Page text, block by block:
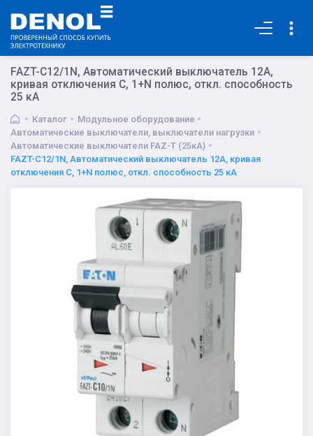
FAZT-C12/1N, Автоматический выключатель 12А,
кривая отключения С, 1+N полюс, откл. способность
25 кА
Каталог
Модульное оборудование
Автоматические выключатели, выключатели нагрузки
Автоматические выключатели FAZ-T (25кА)
FAZT-C12/1N, Автоматический выключатель 12А, кривая
отключения С, 1+N полюс, откл. способность 25 кА